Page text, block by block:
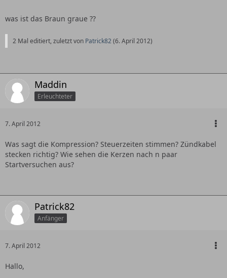
was ist das Braun graue ??
2 Mal editiert, zuletzt von Patrick82(6. April 2012)
Maddin
Erleuchteter
7. April 2012
Was sagt die Kompression? Steuerzeiten stimmen? Zündkabel
stecken richtig? Wie sehen die Kerzen nach n paar
Startversuchen aus?
Patrick82
Anfänger
7. April 2012
Hallo,